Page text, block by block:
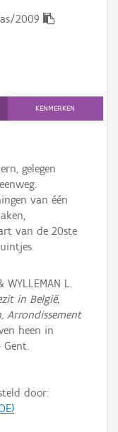
2009
KENMERKEN
gelegen
van één
van de 20ste
WYLLEMAN L.
in België,
Arrondissement
heen in
Gent.
door: